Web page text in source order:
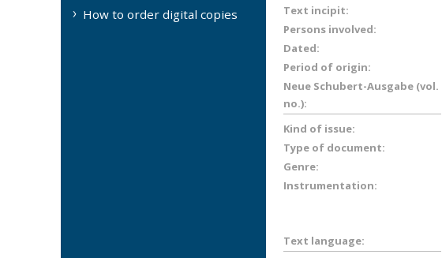
How to order digital copies
Text incipit:
Persons involved:
Dated:
Period of origin:
Neue Schubert-Ausgabe (vol.
no.):
Kind of issue:
Type of document:
Genre:
Instrumentation:
Text language: